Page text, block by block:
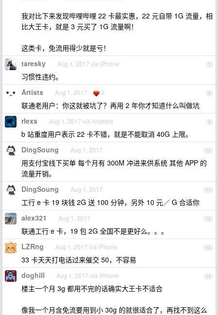
我对比下来发现哔哩哔哩 22 卡最实惠，22 元自带 1G 流量，相
比大王卡，就是 3 元买了 1G 流量啊！
这类卡，免流用得少就是亏！
7
taresky Aug 1, 2017 via iPhone
习惯性违约。
8
Artists Aug 1, 2017 3
联通老用户：你这就被坑了？再用 2 年你才知道什么叫做坑
9
rlexs Aug 1, 2017 via Android
b 站重度用户表示 22 卡不错，就是不能取消 40G 上限。
10
DingSoung Aug 1, 2017
用支付宝线下买单 每个月有 300M 冲进来供系统 其他 APP 的
流量开销。
11
DingSoung Aug 1, 2017
工行 e 卡 19 块钱 2G 送 100 分钟，另外 10 元／ G 合适你
12
alex321 Aug 1, 2017
联通工行 e 卡，19 包 2G 全国不是更好么。。。
13
LZRng Aug 1, 2017 via iPhone
33 卡天天打电话过来催交 50，不容易
14
doghill Aug 1, 2017 via iPhone
楼主一个月 3g 都用不完的话确实大王卡不适合
像我一个月含免流要用到小 30g 的就很适合了，再找不到这么